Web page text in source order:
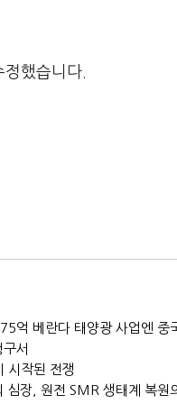
했습니다.
서
시작된 전쟁